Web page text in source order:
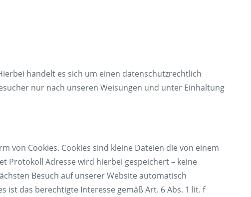
handelt es sich um einen datenschutzrechtlich
nur nach unseren Weisungen und unter Einhaltung
von Cookies. Cookies sind kleine Dateien die von einem
Protokoll Adresse wird hierbei gespeichert – keine
Besuch auf unserer Website automatisch
ist das berechtigte Interesse gemäß Art. 6 Abs. 1 lit. f